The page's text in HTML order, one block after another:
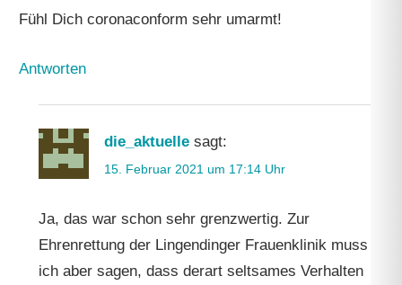
Fühl Dich coronaconform sehr umarmt!
Antworten
die_aktuelle sagt:
15. Februar 2021 um 17:14 Uhr
Ja, das war schon sehr grenzwertig. Zur
Ehrenrettung der Lingendinger Frauenklinik muss
ich aber sagen, dass derart seltsames Verhalten